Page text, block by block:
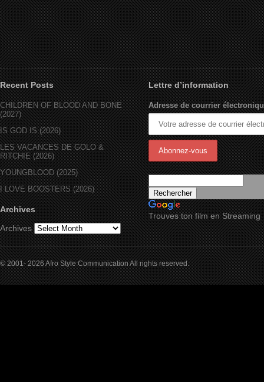
Recent Posts
CHILDREN OF BLOOD AND BONE
(2027)
IS GOD IS (2026)
LES VACANCES DE GOLO &
RITCHIE (2026)
YOUNGBLOOD (2025)
I LOVE BOOSTERS (2026)
Archives
Archives
Lettre d’information
Adresse de courrier
Trouves ton film en Streaming
© 2001- 2026 Afro Style Communication All rights reserved.